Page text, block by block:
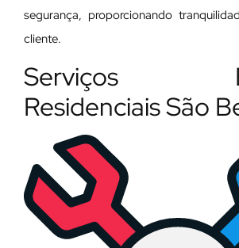
segurança, proporcionando
cliente.
Serviços
Residenciais São